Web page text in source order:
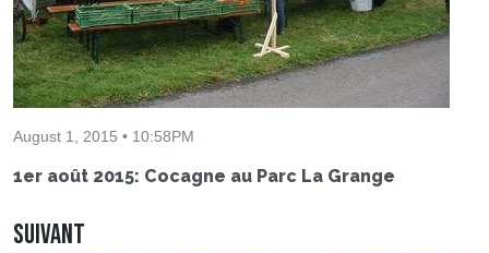
August 1, 2015 • 10:58PM
1er août 2015: Cocagne au Parc La Grange
Suivant